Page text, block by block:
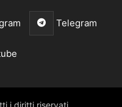
Telegram
i diritti riservati